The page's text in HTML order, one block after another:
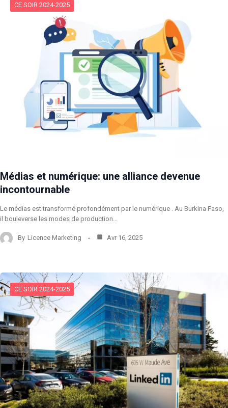
CE SOIR 2024-2025
Médias et numérique: une alliance devenue
incontournable
Le médias est transformé profondément par le numérique . Au Burkina Faso,
il bouleverse les modes de production…
By Licence Marketing Avr 16, 2025
CE SOIR 2024-2025